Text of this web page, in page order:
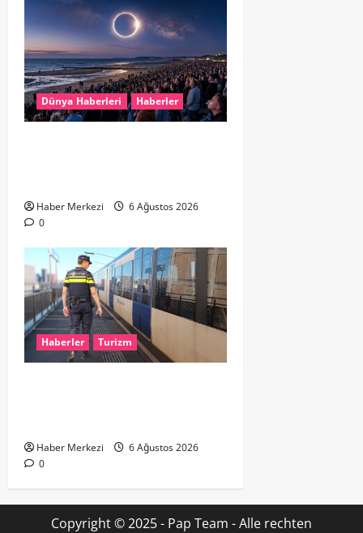
Dünya Haberleri Haberler
Haber Merkezi
6 Ağustos 2026
0
Haberler Turizm
Haber Merkezi
6 Ağustos 2026
0
Copyright © 2025 - Pap Team - Alle rechten